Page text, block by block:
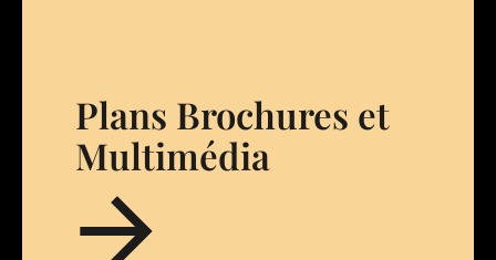
Plans Brochures et
Multimédia